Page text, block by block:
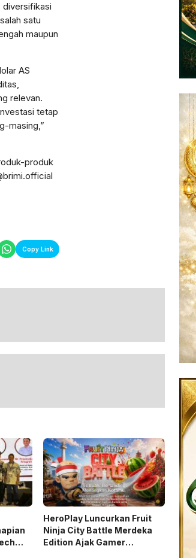
diversifikasi
satu
maupun
AS
relevan.
tetap
masing,”
produk
Copy Link
HeroPlay Luncurkan Fruit
Ninja City Battle Merdeka
Edition Ajak Gamer